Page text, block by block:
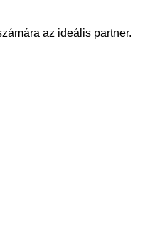
az ideális partner.